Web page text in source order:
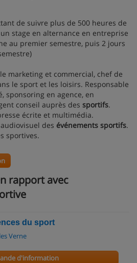
de suivre plus de 500 heures de
stage en alternance en entreprise
au premier semestre, puis 2 jours
marketing et commercial, chef de
le sport et les loisirs. Responsable
sponsoring en agence, en
conseil auprès des sportifs.
écrite et multimédia.
des événements sportifs.
sportives.
rapport avec
du sport
Verne
d'information